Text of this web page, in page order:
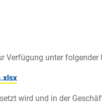
Verfügung unter folgender
wird und in der